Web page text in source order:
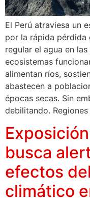
El Perú atraviesa un
por la rápida pérdida
regular el agua en
ecosistemas
alimentan ríos,
abastecen a
épocas secas. Sin
debilitando.
busca
efectos
climático